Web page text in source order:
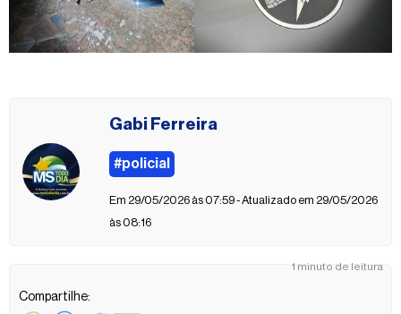
1 minuto de leitura
Gabi Ferreira
#policial
Em 29/05/2026 às 07:59 - Atualizado em 29/05/2026
às 08:16
Compartilhe: